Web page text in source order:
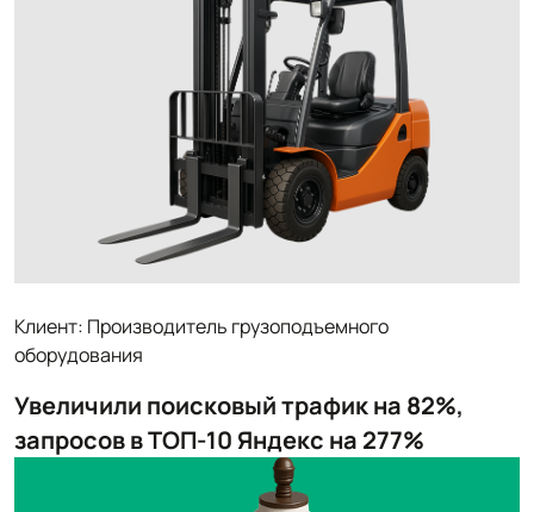
Клиент: Производитель грузоподъемного
оборудования
Увеличили поисковый трафик на 82%,
запросов в ТОП-10 Яндекс на 277%